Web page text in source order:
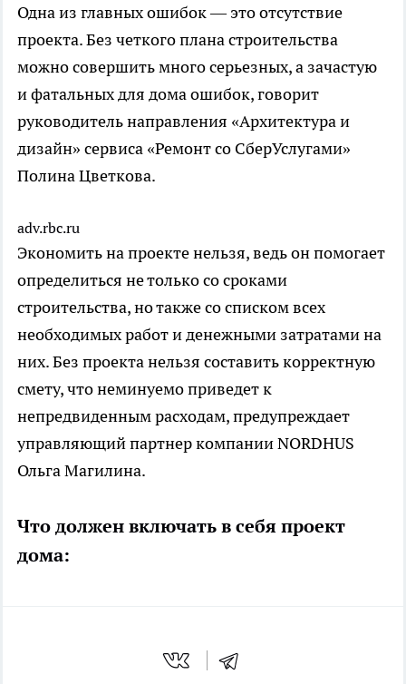
Одна из главных ошибок — это отсутствие
проекта. Без четкого плана строительства
можно совершить много серьезных, а зачастую
и фатальных для дома ошибок, говорит
руководитель направления «Архитектура и
дизайн» сервиса «Ремонт со СберУслугами»
Полина Цветкова.
adv.rbc.ru
Экономить на проекте нельзя, ведь он помогает
определиться не только со сроками
строительства, но также со списком всех
необходимых работ и денежными затратами на
них. Без проекта нельзя составить корректную
смету, что неминуемо приведет к
непредвиденным расходам, предупреждает
управляющий партнер компании NORDHUS
Ольга Магилина.
Что должен включать в себя проект
дома: